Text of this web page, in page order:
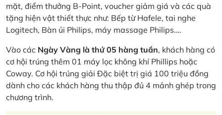
mặt, điểm thưởng B-Point, voucher giảm giá và các quà
tặng hiện vật thiết thực như: Bếp từ Hafele, tai nghe
Logitech, Bàn ủi Philips, máy massage Philips….
Vào các Ngày Vàng là thứ 05 hàng tuần, khách hàng có
cơ hội trúng thêm 01 máy lọc không khí Phillips hoặc
Coway. Cơ hội trúng giải Đặc biệt trị giá 100 triệu đồng
dành cho các khách hàng thu thập đủ 4 mảnh ghép trong
chương trình.